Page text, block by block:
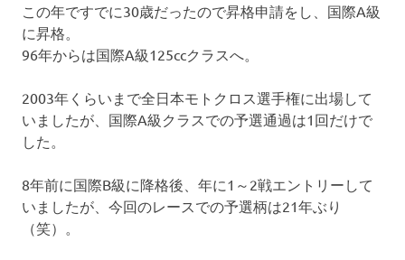
この年ですでに30歳だったので昇格申請をし、国際A級
に昇格。
96年からは国際A級125ccクラスへ。
2003年くらいまで全日本モトクロス選手権に出場して
いましたが、国際A級クラスでの予選通過は1回だけで
した。
8年前に国際B級に降格後、年に1～2戦エントリーして
いましたが、今回のレースでの予選柄は21年ぶり
（笑）。